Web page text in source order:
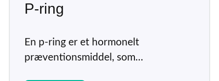
P-ring
En p-ring er et hormonelt
præventionsmiddel, som…